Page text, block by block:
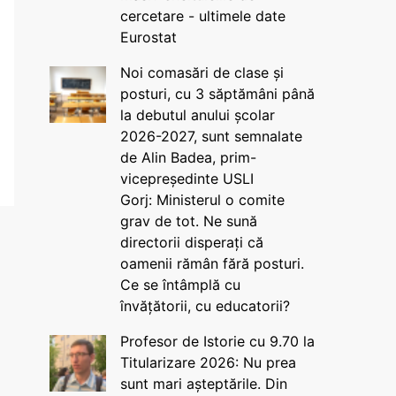
cercetare - ultimele date
Eurostat
Noi comasări de clase și
posturi, cu 3 săptămâni până
la debutul anului școlar
2026-2027, sunt semnalate
de Alin Badea, prim-
vicepreședinte USLI
Gorj: Ministerul o comite
grav de tot. Ne sună
directorii disperați că
oamenii rămân fără posturi.
Ce se întâmplă cu
învățătorii, cu educatorii?
Profesor de Istorie cu 9.70 la
Titularizare 2026: Nu prea
sunt mari așteptările. Din